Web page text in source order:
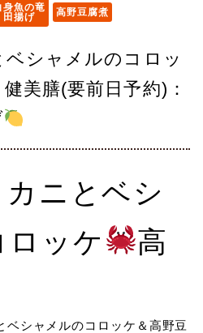
身魚の竜
田揚げ
高野豆腐煮
ベシャメルのコロッ
美膳(要前日予約)：
ニとベシ
ロッケ
高
ベシャメルのコロッケ＆高野豆